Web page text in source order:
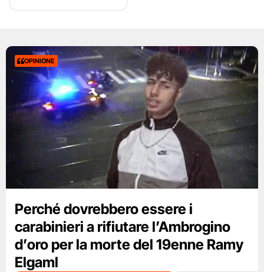
OPINIONE
Perché dovrebbero essere i
carabinieri a rifiutare l’Ambrogino
d’oro per la morte del 19enne Ramy
Elgaml